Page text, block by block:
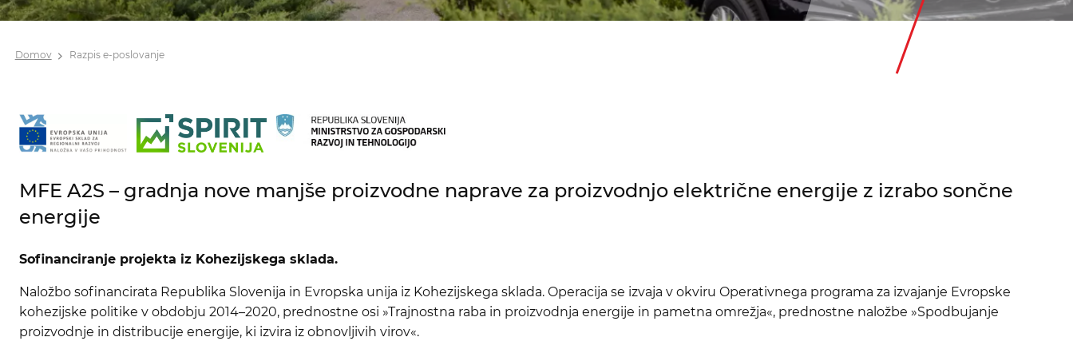
Domov Razpis e-poslovanje
MFE A2S – gradnja nove manjše proizvodne naprave za proizvodnjo električne energije z izrabo sončne
energije
Sofinanciranje projekta iz Kohezijskega sklada.
Naložbo sofinancirata Republika Slovenija in Evropska unija iz Kohezijskega sklada. Operacija se izvaja v okviru Operativnega programa za izvajanje Evropske
kohezijske politike v obdobju 2014–2020, prednostne osi »Trajnostna raba in proizvodnja energije in pametna omrežja«, prednostne naložbe »Spodbujanje
proizvodnje in distribucije energije, ki izvira iz obnovljivih virov«.